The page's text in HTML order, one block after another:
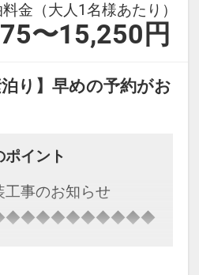
金（大人1名様あたり）
〜15,250円
泊り】早めの予約がお
ポイント
事のお知らせ